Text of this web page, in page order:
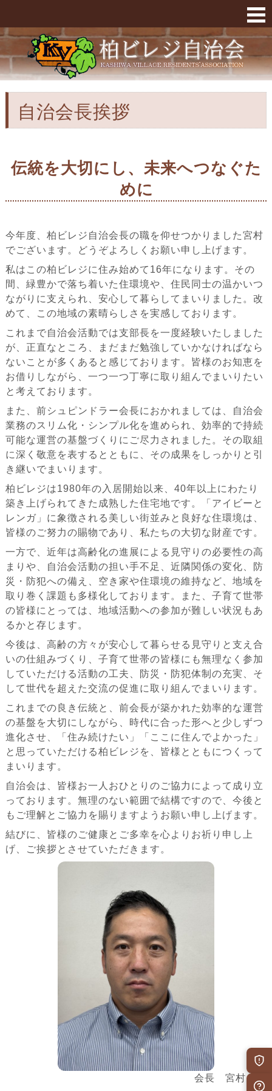
自治会長挨拶 « 柏ビレジ
自治会長挨拶
伝統を大切にし、未来へつなぐた
めに
今年度、柏ビレジ自治会長の職を仰せつかりました宮村
でございます。どうぞよろしくお願い申し上げます。
私はこの柏ビレジに住み始めて16年になります。その
間、緑豊かで落ち着いた住環境や、住民同士の温かいつ
ながりに支えられ、安心して暮らしてまいりました。改
めて、この地域の素晴らしさを実感しております。
これまで自治会活動では支部長を一度経験いたしました
が、正直なところ、まだまだ勉強していかなければなら
ないことが多くあると感じております。皆様のお知恵を
お借りしながら、一つ一つ丁寧に取り組んでまいりたい
と考えております。
また、前シュピンドラー会長におかれましては、自治会
業務のスリム化・シンプル化を進められ、効率的で持続
可能な運営の基盤づくりにご尽力されました。その取組
に深く敬意を表するとともに、その成果をしっかりと引
き継いでまいります。
柏ビレジは1980年の入居開始以来、40年以上にわたり
築き上げられてきた成熟した住宅地です。「アイビーと
レンガ」に象徴される美しい街並みと良好な住環境は、
皆様のご努力の賜物であり、私たちの大切な財産です。
一方で、近年は高齢化の進展による見守りの必要性の高
まりや、自治会活動の担い手不足、近隣関係の変化、防
災・防犯への備え、空き家や住環境の維持など、地域を
取り巻く課題も多様化しております。また、子育て世帯
の皆様にとっては、地域活動への参加が難しい状況もあ
るかと存じます。
今後は、高齢の方々が安心して暮らせる見守りと支え合
いの仕組みづくり、子育て世帯の皆様にも無理なく参加
していただける活動の工夫、防災・防犯体制の充実、そ
して世代を超えた交流の促進に取り組んでまいります。
これまでの良き伝統と、前会長が築かれた効率的な運営
の基盤を大切にしながら、時代に合った形へと少しずつ
進化させ、「住み続けたい」「ここに住んでよかった」
と思っていただける柏ビレジを、皆様とともにつくって
まいります。
自治会は、皆様お一人おひとりのご協力によって成り立
っております。無理のない範囲で結構ですので、今後と
もご理解とご協力を賜りますようお願い申し上げます。
結びに、皆様のご健康とご多幸を心よりお祈り申し上
げ、ご挨拶とさせていただきます。
会長 宮村 仁